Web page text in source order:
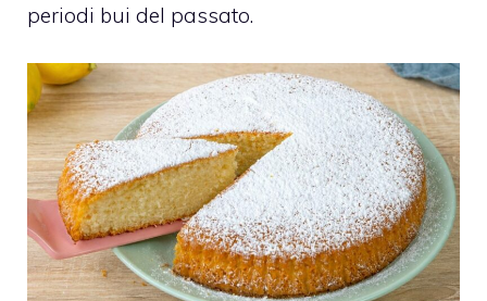
periodi bui del passato.